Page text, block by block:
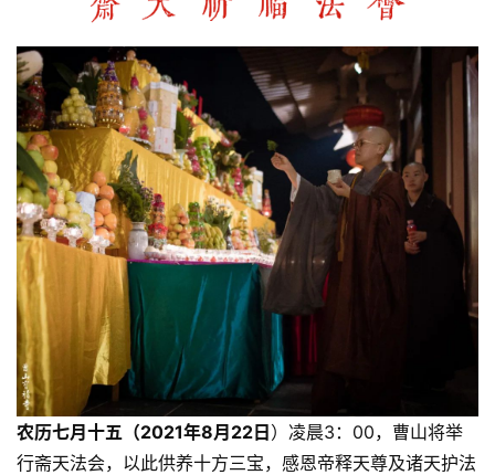
农历七月十五（2021年8月22日）凌晨3：00，曹山将举
行斋天法会，以此供养十方三宝，感恩帝释天尊及诸天护法